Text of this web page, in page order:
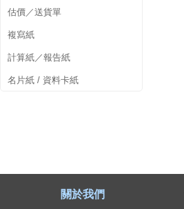
估價／送貨單
複寫紙
計算紙／報告紙
名片紙 / 資料卡紙
關於我們